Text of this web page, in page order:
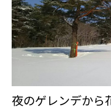
夜のゲレンデから